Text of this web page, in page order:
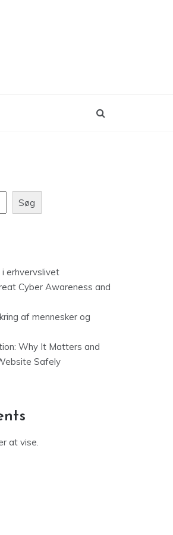
Søg
erhvervslivet
Cyber Awareness and
af mennesker og
Why It Matters and
Safely
at vise.